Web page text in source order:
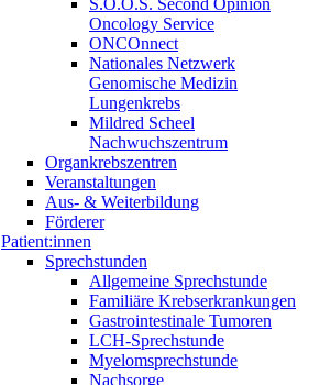
S.O.O.S. Second Opinion
Oncology Service
ONCOnnect
Nationales Netzwerk
Genomische Medizin
Lungenkrebs
Mildred Scheel
Nachwuchszentrum
Organkrebszentren
Veranstaltungen
Aus- & Weiterbildung
Förderer
Patient:innen
Sprechstunden
Allgemeine Sprechstunde
Familiäre Krebserkrankungen
Gastrointestinale Tumoren
LCH-Sprechstunde
Myelomsprechstunde
Nachsorge